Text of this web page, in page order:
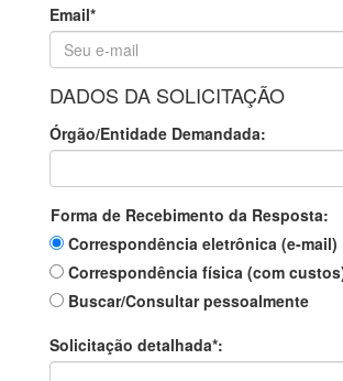
Email*
DADOS DA SOLICITAÇÃO
Órgão/Entidade Demandada:
Forma de Recebimento da Resposta:
Correspondência eletrônica (e-mail)
Correspondência física (com
Buscar/Consultar pessoalmente
Solicitação detalhada*: